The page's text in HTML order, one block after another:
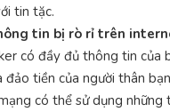
tin tặc.
tin bị rò rỉ trên
có đầy đủ thông tin
tiền của người thân
có thể sử dụng những